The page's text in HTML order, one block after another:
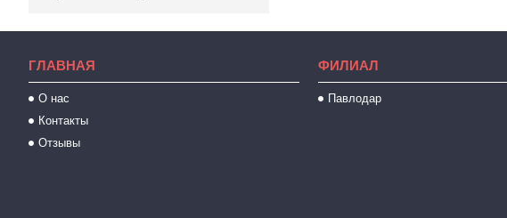
ГЛАВНАЯ
О нас
Контакты
Отзывы
ФИЛИАЛ
Павлодар